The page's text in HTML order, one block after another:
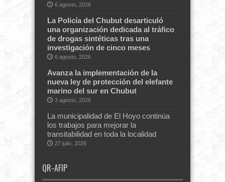
6 agosto, 2026
La Policía del Chubut desarticuló
una organización dedicada al tráfico
de drogas sintéticas tras una
investigación de cinco meses
6 agosto, 2026
Avanza la implementación de la
nueva ley de protección del elefante
marino del sur en Chubut
3 agosto, 2026
La municipalidad de El Hoyo continúa
los trabajos para mejorar la
transitabilidad en toda la localidad
27 julio, 2026
QR-AFIP